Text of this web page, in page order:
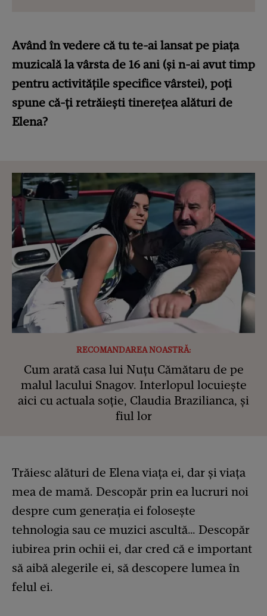
Având în vedere că tu te-ai lansat pe piața
muzicală la vârsta de 16 ani (și n-ai avut timp
pentru activitățile specifice vârstei), poți
spune că-ți retrăiești tinerețea alături de
Elena?
RECOMANDAREA NOASTRĂ:
Cum arată casa lui Nuțu Cămătaru de pe
malul lacului Snagov. Interlopul locuiește
aici cu actuala soție, Claudia Brazilianca, și
fiul lor
Trăiesc alături de Elena viața ei, dar și viața
mea de mamă. Descopăr prin ea lucruri noi
despre cum generația ei folosește
tehnologia sau ce muzici ascultă… Descopăr
iubirea prin ochii ei, dar cred că e important
să aibă alegerile ei, să descopere lumea în
felul ei.